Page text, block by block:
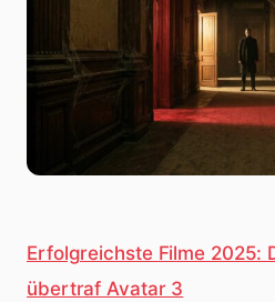
Erfolgreichste Filme 2025:
übertraf Avatar 3